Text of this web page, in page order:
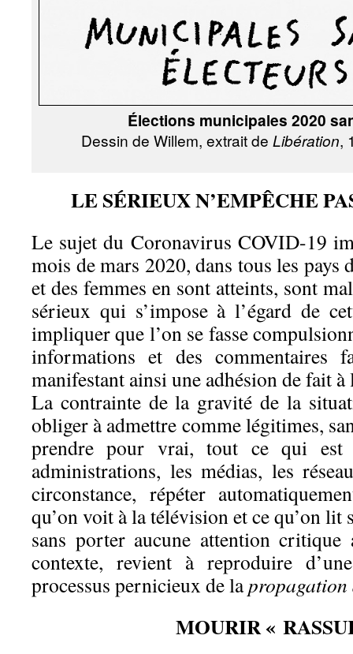
Élections municipales 2020
Dessin de Willem, extrait de Libération,
LE SÉRIEUX N’EMPÊCHE
Le sujet du Coronavirus COVID-19
mois de mars 2020, dans tous les pays
et des femmes en sont atteints, sont
sérieux qui s’impose à l’égard de
impliquer que l’on se fasse
informations et des commentaires
manifestant ainsi une adhésion de fait à
La contrainte de la gravité de la
obliger à admettre comme légitimes,
prendre pour vrai, tout ce qui
administrations, les médias, les
circonstance, répéter
qu’on voit à la télévision et ce qu’on lit
sans porter aucune attention
contexte, revient à reproduire
processus pernicieux de lapropagation
MOURIR «